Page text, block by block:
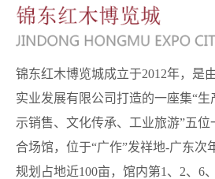
锦东红木博览城成立于2012年，是
实业发展有限公司打造的一座集“
示销售、文化传承、工业旅游”五
合场馆，位于“广作”发祥地-广东次
规划占地近100亩，馆内第1、2、6